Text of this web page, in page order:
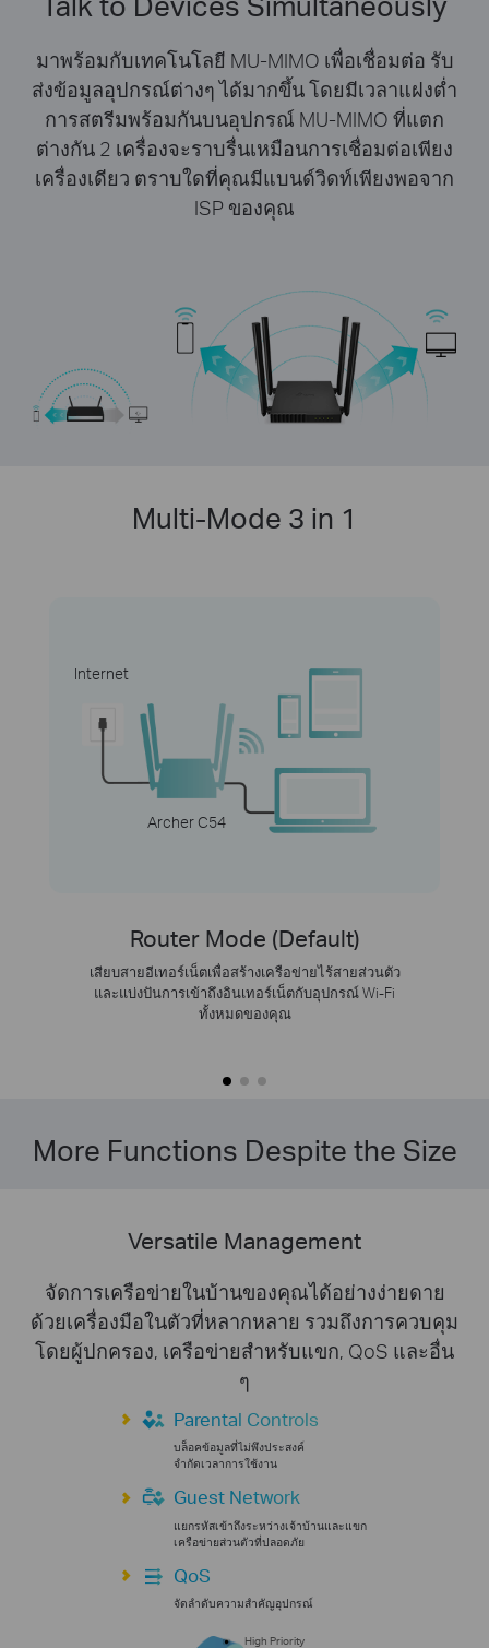
มาพร้อมกับเทคโนโลยี MU-MIMO เพื่อเชื่อมต่อ รับ
ส่งข้อมูลอุปกรณ์ต่างๆ ได้มากขึ้น โดยมีเวลาแฝงต่ำ
การสตรีมพร้อมกันบนอุปกรณ์ MU-MIMO ที่แตก
ต่างกัน 2 เครื่องจะราบรื่นเหมือนการเชื่อมต่อเพียง
เครื่องเดียว ตราบใดที่คุณมีแบนด์วิดท์เพียงพอจาก
ISP ของคุณ
Multi-Mode 3 in 1
Internet
Archer C54
Router Mode (Default)
เสียบสายอีเทอร์เน็ตเพื่อสร้างเครือข่ายไร้สายส่วนตัว
และแบ่งปันการเข้าถึงอินเทอร์เน็ตกับอุปกรณ์ Wi-Fi
ทั้งหมดของคุณ
More Functions Despite the Size
Versatile Management
จัดการเครือข่ายในบ้านของคุณได้อย่างง่ายดาย
ด้วยเครื่องมือในตัวที่หลากหลาย รวมถึงการควบคุม
โดยผู้ปกครอง, เครือข่ายสำหรับแขก, QoS และอื่น
ๆ
Parental Controls
บล็อคข้อมูลที่ไม่พึงประสงค์
จำกัดเวลาการใช้งาน
Guest Network
แยกรหัสเข้าถึงระหว่างเจ้าบ้านและแขก
เครือข่ายส่วนตัวที่ปลอดภัย
QoS
จัดลำดับความสำคัญอุปกรณ์
High Priority